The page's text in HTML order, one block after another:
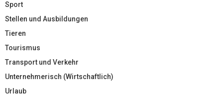
Sport
Stellen und Ausbildungen
Tieren
Tourismus
Transport und Verkehr
Unternehmerisch (Wirtschaftlich)
Urlaub